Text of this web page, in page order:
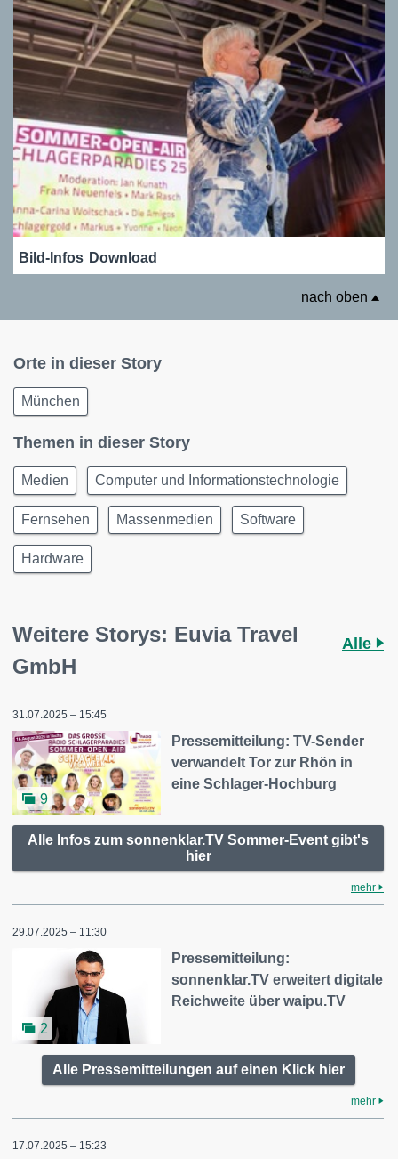
Bild-Infos Download
nach oben
Orte in dieser Story
München
Themen in dieser Story
Medien Computer und Informationstechnologie
Fernsehen Massenmedien Software
Hardware
Weitere Storys: Euvia Travel
GmbH
Alle
31.07.2025 – 15:45
9
Pressemitteilung: TV-Sender
verwandelt Tor zur Rhön in
eine Schlager-Hochburg
Alle Infos zum sonnenklar.TV Sommer-Event gibt's
hier
mehr
29.07.2025 – 11:30
2
Pressemitteilung:
sonnenklar.TV erweitert digitale
Reichweite über waipu.TV
Alle Pressemitteilungen auf einen Klick hier
mehr
17.07.2025 – 15:23